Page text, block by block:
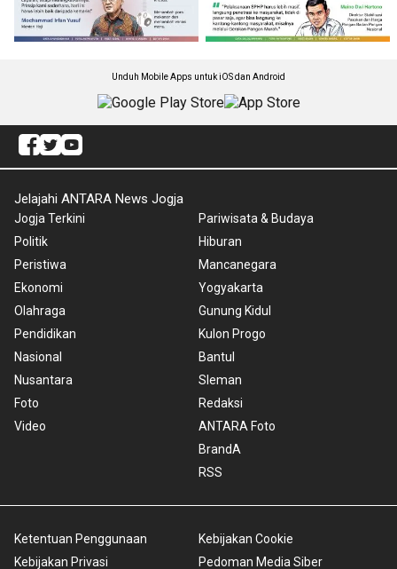
Unduh Mobile Apps untuk iOS dan Android
Jelajahi ANTARA News Jogja
Jogja Terkini
Politik
Peristiwa
Ekonomi
Olahraga
Pendidikan
Nasional
Nusantara
Foto
Video
Pariwisata & Budaya
Hiburan
Mancanegara
Yogyakarta
Gunung Kidul
Kulon Progo
Bantul
Sleman
Redaksi
ANTARA Foto
BrandA
RSS
Ketentuan Penggunaan
Kebijakan Privasi
Kebijakan Cookie
Pedoman Media Siber